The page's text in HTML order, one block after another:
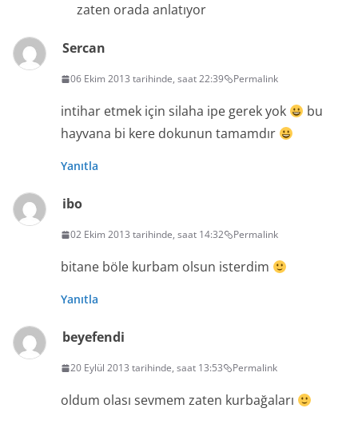
zaten orada anlatıyor
Sercan
06 Ekim 2013 tarihinde, saat 22:39 Permalink
intihar etmek için silaha ipe gerek yok
bu
hayvana bi kere dokunun tamamdır
Yanıtla
ibo
02 Ekim 2013 tarihinde, saat 14:32 Permalink
bitane böle kurbam olsun isterdim
Yanıtla
beyefendi
20 Eylül 2013 tarihinde, saat 13:53 Permalink
oldum olası sevmem zaten kurbağaları